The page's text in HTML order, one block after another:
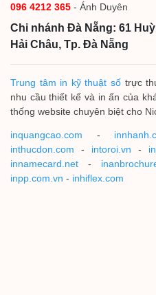
096 4212 365 - Ánh Duyên
Chi nhánh Đà Nẵng: 61
Hải Châu, Tp. Đà Nẵng
Trung tâm in kỹ thuật sốtrực
nhu cầu thiết kế và in ấn của
thống website chuyên biệt cho
inquangcao.com -
inthucdon.com - intoroi.vn -
innamecard.net -
inpp.com.vn - inhiflex.com